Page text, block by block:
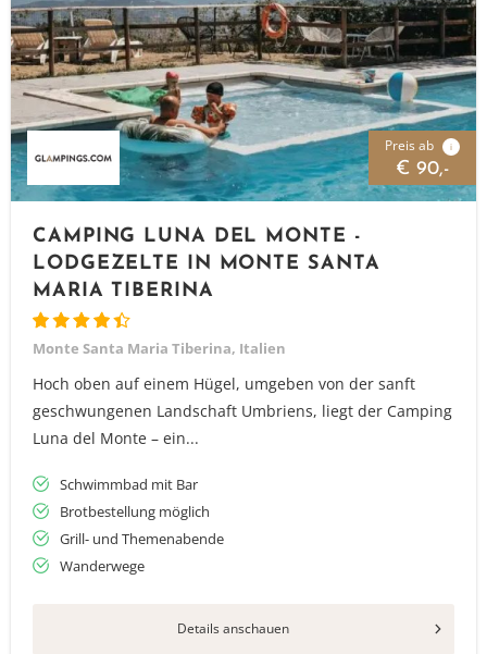
Preis ab i
€ 90,-
CAMPING LUNA DEL MONTE -
LODGEZELTE IN MONTE SANTA
MARIA TIBERINA
Monte Santa Maria Tiberina, Italien
Hoch oben auf einem Hügel, umgeben von der sanft
geschwungenen Landschaft Umbriens, liegt der Camping
Luna del Monte – ein...
Schwimmbad mit Bar
Brotbestellung möglich
Grill- und Themenabende
Wanderwege
Details anschauen